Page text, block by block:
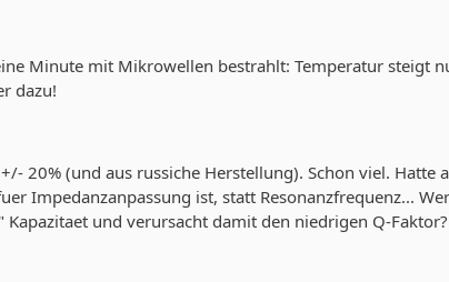
Minute mit Mikrowellen bestrahlt: Temperatur steigt
dazu!
20% (und aus russiche Herstellung). Schon viel.
Impedanzanpassung ist, statt Resonanzfrequenz...
und verursacht damit den niedrigen Q-Faktor?